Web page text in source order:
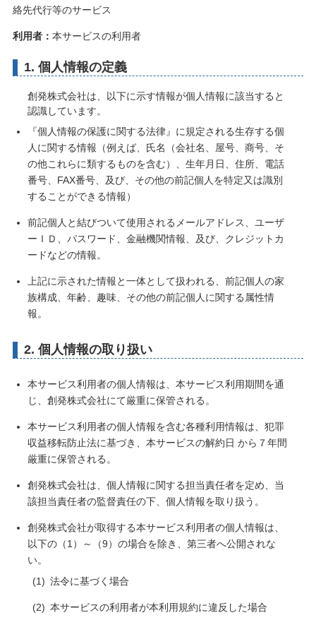
絡先代行等のサービス
利用者： 本サービスの利用者
1. 個人情報の定義
創発株式会社は、以下に示す情報が個人情報に該当すると
認識しています。
『個人情報の保護に関する法律』に規定される生存する個
人に関する情報（例えば、氏名（会社名、屋号、商号、そ
の他これらに類するものを含む）、生年月日、住所、電話
番号、FAX番号、及び、その他の前記個人を特定又は識別
することができる情報）
前記個人と結びついて使用されるメールアドレス、ユーザ
ーＩＤ、パスワード、金融機関情報、及び、クレジットカ
ードなどの情報。
上記に示された情報と一体として扱われる、前記個人の家
族構成、年齢、趣味、その他の前記個人に関する属性情
報。
2. 個人情報の取り扱い
本サービス利用者の個人情報は、本サービス利用期間を通
じ、創発株式会社にて厳重に保管される。
本サービス利用者の個人情報を含む各種利用情報は、犯罪
収益移転防止法に基づき、本サービスの解約日 から７年間
厳重に保管される。
創発株式会社は、個人情報に関する担当責任者を定め、当
該担当責任者の監督責任の下、個人情報を取り扱う。
創発株式会社が取得する本サービス利用者の個人情報は、
以下の（1）～（9）の場合を除き、第三者へ公開されな
い。
法令に基づく場合
本サービスの利用者が本利用規約に違反した場合